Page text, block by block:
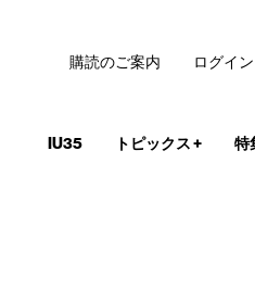
IU35 トピックス+ 特
購読のご案内 ログイン